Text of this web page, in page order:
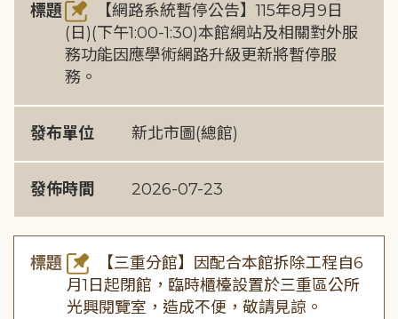
標題
【網路系統暫停公告】115年8月9日
(日)(下午1:00-1:30)本館網站及相關對外服
務功能因應學術網路升級更新將暫停服
務。
發布單位 新北市圖(總館)
發佈時間 2026-07-23
標題
【三重分館】因配合本館拆除工程自6
月1日起閉館，臨時櫃檯設置於三重區公所
光興閱覽室，造成不便，敬請見諒。